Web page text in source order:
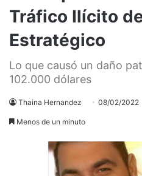
Tráfico Ilícito
Estratégico
Lo que causó un daño
102.000 dólares
Thaina Hernandez 08/02/2022
Menos de un minuto